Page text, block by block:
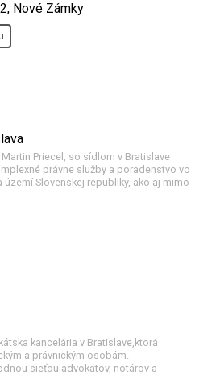
Nové Zámky
Priecel, so sídlom v Bratislave
právne služby a poradenstvo vo
Slovenskej republiky, ako aj mimo
kancelária v Bratislave,ktorá
a právnickým osobám.
sieťou advokátov, notárov a